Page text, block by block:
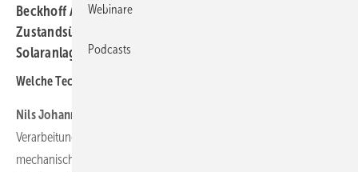
Beckhoff Automation GmbH & Co. KG, über
Zustandsüberwachung und Steuerung von Wind- und
Solaranlagen.
Welche Technologien werden bei Ihnen stark nachgefragt?
Nils Johannsen:
Verarbeitung von Signalen wie Schwingungen, Dehnungen und
mechanischen Belastungen, die direkt in die Automatisierung der
Webinare
Podcasts